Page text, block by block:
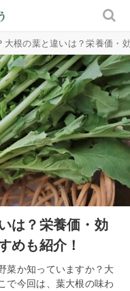
根の葉と違いは？栄養価・
は？栄養価・効
めも紹介！
菜か知っていますか？大
で今回は、葉大根の味わ